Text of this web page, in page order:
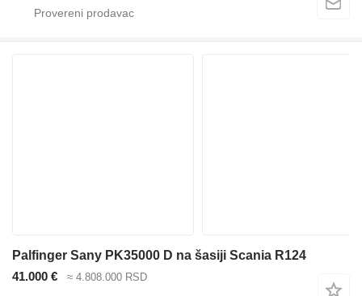
Palfinger Sany PK35000 D na šasiji Scania R124
41.000 €
≈ 4.808.000 RSD